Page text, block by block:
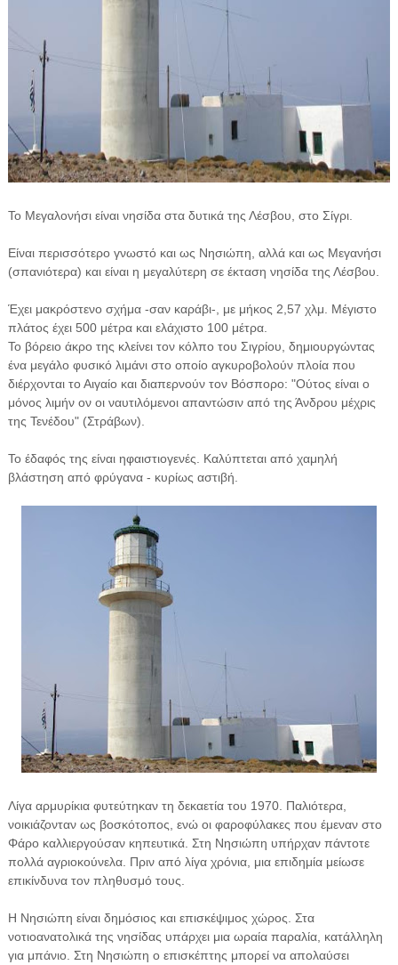
Το Μεγαλονήσι είναι νησίδα στα δυτικά της Λέσβου, στο Σίγρι.
Είναι περισσότερο γνωστό και ως Νησιώπη, αλλά και ως Μεγανήσι
(σπανιότερα) και είναι η μεγαλύτερη σε έκταση νησίδα της Λέσβου.
Έχει μακρόστενο σχήμα -σαν καράβι-, με μήκος 2,57 χλμ. Μέγιστο
πλάτος έχει 500 μέτρα και ελάχιστο 100 μέτρα.
Το βόρειο άκρο της κλείνει τον κόλπο του Σιγρίου, δημιουργώντας
ένα μεγάλο φυσικό λιμάνι στο οποίο αγκυροβολούν πλοία που
διέρχονται το Αιγαίο και διαπερνούν τον Βόσπορο: "Ούτος είναι ο
μόνος λιμήν ον οι ναυτιλόμενοι απαντώσιν από της Άνδρου μέχρις
της Τενέδου" (Στράβων).
Το έδαφός της είναι ηφαιστιογενές. Καλύπτεται από χαμηλή
βλάστηση από φρύγανα - κυρίως αστιβή.
Λίγα αρμυρίκια φυτεύτηκαν τη δεκαετία του 1970. Παλιότερα,
νοικιάζονταν ως βοσκότοπος, ενώ οι φαροφύλακες που έμεναν στο
Φάρο καλλιεργούσαν κηπευτικά. Στη Νησιώπη υπήρχαν πάντοτε
πολλά αγριοκούνελα. Πριν από λίγα χρόνια, μια επιδημία μείωσε
επικίνδυνα τον πληθυσμό τους.
Η Νησιώπη είναι δημόσιος και επισκέψιμος χώρος. Στα
νοτιοανατολικά της νησίδας υπάρχει μια ωραία παραλία, κατάλληλη
για μπάνιο. Στη Νησιώπη ο επισκέπτης μπορεί να απολαύσει